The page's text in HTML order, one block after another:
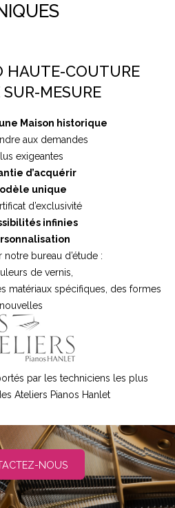
HAUTE-COUTURE
SUR-MESURE
Maison historique
aux demandes
exigeantes
d’acquérir
unique
d’exclusivité
infinies
notre bureau d’étude :
de vernis,
matériaux spécifiques, des formes
nouvelles
par les techniciens les plus
Ateliers Pianos Hanlet
NOUS